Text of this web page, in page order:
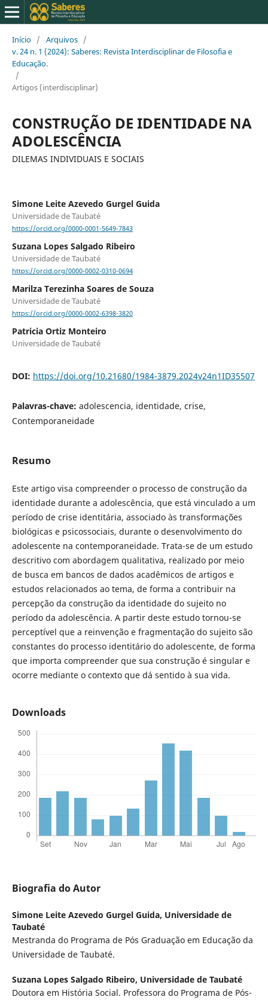
Início / Arquivos /
v. 24 n. 1 (2024): Saberes: Revista Interdisciplinar de Filosofia e
Educação.
/
Artigos (interdisciplinar)
CONSTRUÇÃO DE IDENTIDADE NA
ADOLESCÊNCIA
DILEMAS INDIVIDUAIS E SOCIAIS
Simone Leite Azevedo Gurgel Guida
Universidade de Taubaté
https://orcid.org/0000-0001-5649-7843
Suzana Lopes Salgado Ribeiro
Universidade de Taubaté
https://orcid.org/0000-0002-0310-0694
Marilza Terezinha Soares de Souza
Universidade de Taubaté
https://orcid.org/0000-0002-6398-3820
Patricia Ortiz Monteiro
Universidade de Taubaté
DOI: https://doi.org/10.21680/1984-3879.2024v24n1ID35507
Palavras-chave: adolescencia, identidade, crise,
Contemporaneidade
Resumo
Este artigo visa compreender o processo de construção da
identidade durante a adolescência, que está vinculado a um
período de crise identitária, associado às transformações
biológicas e psicossociais, durante o desenvolvimento do
adolescente na contemporaneidade. Trata-se de um estudo
descritivo com abordagem qualitativa, realizado por meio
de busca em bancos de dados acadêmicos de artigos e
estudos relacionados ao tema, de forma a contribuir na
percepção da construção da identidade do sujeito no
período da adolescência. A partir deste estudo tornou-se
perceptível que a reinvenção e fragmentação do sujeito são
constantes do processo identitário do adolescente, de forma
que importa compreender que sua construção é singular e
ocorre mediante o contexto que dá sentido à sua vida.
Downloads
Biografia do Autor
Simone Leite Azevedo Gurgel Guida, Universidade de
Taubaté
Mestranda do Programa de Pós Graduação em Educação da
Universidade de Taubaté.
Suzana Lopes Salgado Ribeiro, Universidade de Taubaté
Doutora em História Social. Professora do Programa de Pós-